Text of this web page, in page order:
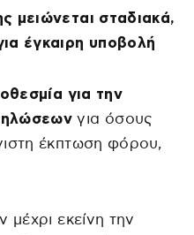
μειώνεται σταδιακά,
έγκαιρη υποβολή
για την
για όσους
έκπτωση φόρου,
εκείνη την